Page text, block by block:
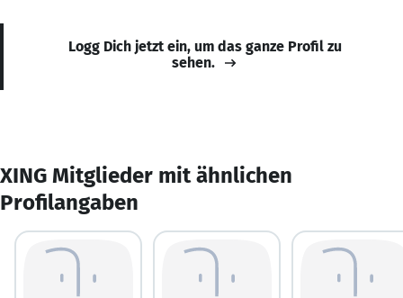
Logg Dich jetzt ein, um das ganze Profil zu
sehen.
XING Mitglieder mit ähnlichen
Profilangaben